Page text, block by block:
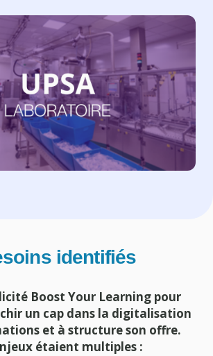
identifiés
Boost Your Learning pour
un cap dans la digitalisation
et à structure son offre.
étaient multiples :